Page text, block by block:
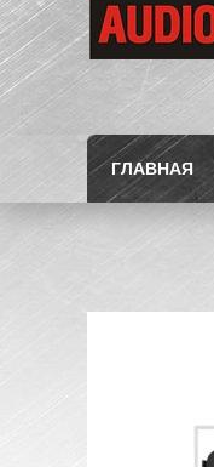
ГЛАВНАЯ